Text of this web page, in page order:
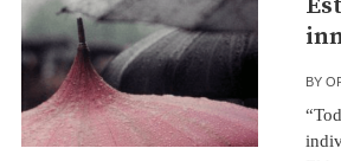
BY